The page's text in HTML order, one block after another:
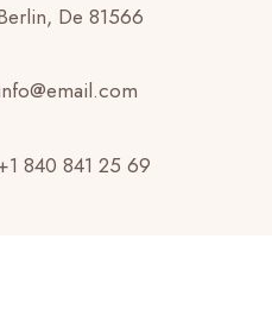
De 81566
840 841 25 69